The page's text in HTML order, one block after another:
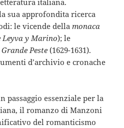
sua approfondita ricerca
le vicende della monaca
Leyva y Marino); le
Grande Peste (1629-1631).
d’archivio e cronache
passaggio essenziale per la
il romanzo di Manzoni
del romanticismo